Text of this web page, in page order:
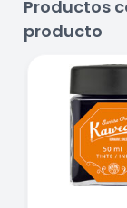
Productos
producto